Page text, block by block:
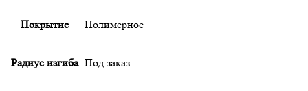
Покрытие Полимерное
Радиус изгиба Под заказ